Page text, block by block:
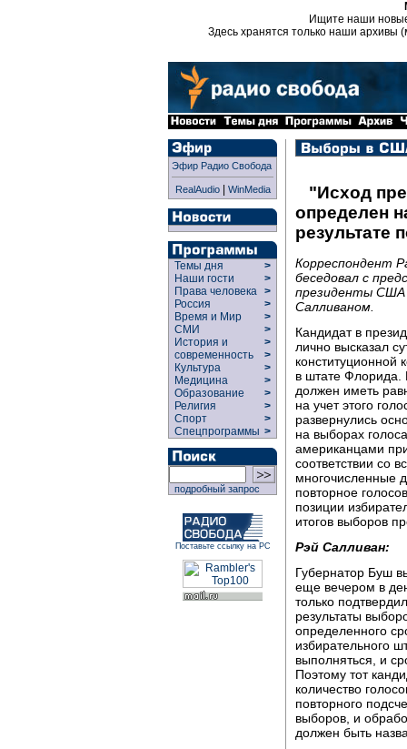
Ищите наши
Здесь хранятся только наши архивы
Эфир Радио Свобода
RealAudio| WinMedia
Темы дня
>
Наши гости
>
Права человека >
Россия
>
Время и Мир
>
СМИ
>
История и
современность
>
>
Культура
>
Медицина
>
Образование
>
Религия
>
Спорт
>
Спецпрограммы >
подробный запрос
Поставьте ссылку на РС
"Исход
определен
результате
Корреспондент
беседовал с
президенты США
Салливаном.
Кандидат в
лично высказал
конституционной
в штате Флорида.
должен иметь
на учет этого
развернулись
на выборах
американцами
соответствии со
многочисленные
повторное
позиции
итогов выборов
Рэй Салливан:
Губернатор Буш
еще вечером в
только
результаты
определенного
избирательного
выполняться, и
Поэтому тот
количество
повторного
выборов, и
должен быть